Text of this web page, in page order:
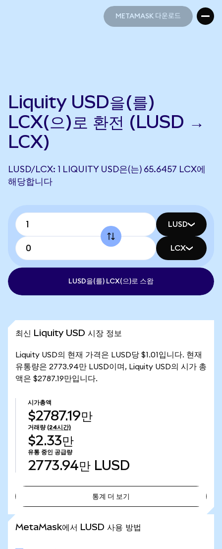
METAMASK 다운로드
Liquity USD을(를)
LCX(으)로 환전 (LUSD →
LCX)
LUSD/LCX: 1 LIQUITY USD은(는) 65.6457 LCX에
해당합니다
LUSD
LCX
LUSD을(를) LCX(으)로 스왑
최신 Liquity USD 시장 정보
Liquity USD의 현재 가격은 LUSD당 $1.01입니다. 현재
유통량은 2773.94만 LUSD이며, Liquity USD의 시가 총
액은 $2787.19만입니다.
시가총액
$2787.19만
거래량 (24시간)
$2.33만
유통 중인 공급량
2773.94만 LUSD
통계 더 보기
MetaMask에서 LUSD 사용 방법